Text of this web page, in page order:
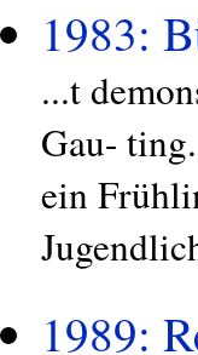
1983:
...t
Gau-
ein
1989: